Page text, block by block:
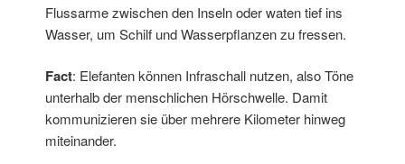
Flussarme zwischen den Inseln oder waten tief ins
Wasser, um Schilf und Wasserpflanzen zu fressen.
Fact: Elefanten können Infraschall nutzen, also Töne
unterhalb der menschlichen Hörschwelle. Damit
kommunizieren sie über mehrere Kilometer hinweg
miteinander.